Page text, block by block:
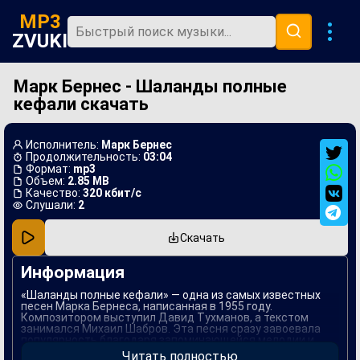
MP3
ZVUKI
Главная
Новинки
Популярная
В машину
Музыка 80х
Ремиксы
Марк Бернес - Шаланды полные
кефали скачать
Исполнитель: Марк Бернес
Продолжительность: 03:04
Формат: mp3
Объем: 2.85 MB
Качество: 320 кбит/с
Слушали: 2
Скачать
Информация
«Шаланды полные кефали» — одна из самых известных
песен Марка Бернеса, написанная в 1955 году.
Композитором выступил Давид Тухманов, а текстом
занимался Михаил Шабров. Эта песня сразу завоевала
популярность благодаря запоминающейся мелодии и
яркой лирике, воспевающей любовь к морю и
Читать полностью